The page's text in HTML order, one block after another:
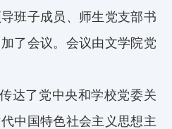
班子成员、 师生党支部书
了会议。会议由文学院党
传达了党中央和学校党委关
中国特色社会主义思想主